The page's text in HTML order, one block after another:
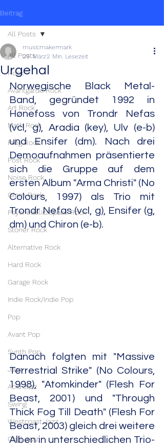
Beitrag
All Posts
Rock
Avantgarde Rock
Art Rock
Math Rock
Prog Rock
Post Rock
Noise Rock
Glam Rock
Psychedelic/Space Rock
Stoner Rock
Alternative Rock
Hard Rock
Garage Rock
Indie Rock/Indie Pop
Pop
Avant Pop
Synth Pop
Jazz
Acid Jazz
Swing
Westcoast Jazz
Cool Jazz
All Posts
Urgehal
musicmakermark
29. März2 Min. Lesezeit
Norwegische Black Metal-
Band, gegründet 1992 in
Hønefoss von Trondr Nefas
(vcl, g), Aradia (key), Ulv (e-b)
und Ensifer (dm). Nach drei
Demoaufnahmen präsentierte
sich die Gruppe auf dem
ersten Album "Arma Christi" (No
Colours, 1997) als Trio mit
Trondr Nefas (vcl, g), Ensifer (g,
dm) und Chiron (e-b).
Danach folgten mit "Massive
Terrestrial Strike" (No Colours,
1998), "Atomkinder" (Flesh For
Beast, 2001) und "Through
Thick Fog Till Death" (Flesh For
Beast, 2003) gleich drei weitere
Alben in unterschiedlichen Trio-